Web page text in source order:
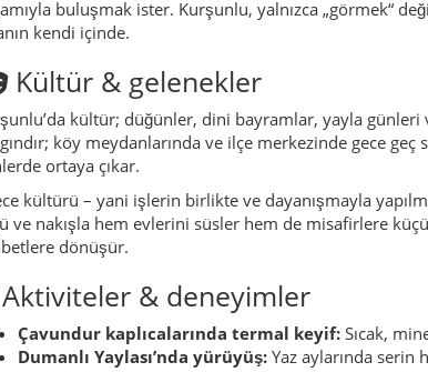
Çavundur kaplıcalarında termal keyif:Sıcak,
Dumanlı Yaylası’nda yürüyüş:
Tatlıçay Şelalesi’ne fotoğraf turu:
İlçe merkezinde keşif:
Kurşunlu kalesi, mahalle
Pratik seyahat ipuçları
Ulaşım: Kurşunlu, Ankara–Kastamonu hattı üzerinde
İlçe içi ulaşım:Köylere ve kaplıcalara dolmuşlarla
Para & alışveriş:
seni kolundan çekmeye çalışır, çok ısrarcı
teşekkür edip başka bir mekân seçmek en iyisidir.
Dil:Temel Türkçe ifadeler („Merhaba“, „Teşekkürler“,
olabilir.